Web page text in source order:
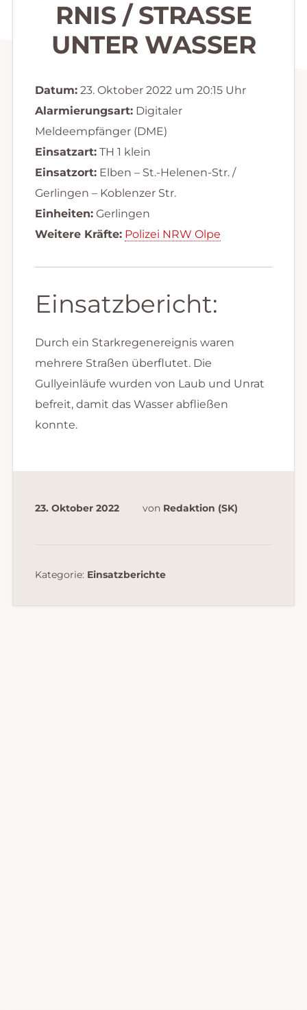
RNIS / STRASSE U
NTER WASSER
Datum:23. Oktober 2022 um 20:15 Uhr
Alarmierungsart:Digitaler
Meldeempfänger (DME)
Einsatzart:TH 1 klein
Einsatzort:Elben – St.-Helenen-Str. /
Gerlingen – Koblenzer Str.
Einheiten:Gerlingen
Weitere Kräfte: Polizei NRW Olpe
Einsatzbericht:
Durch ein Starkregenereignis waren
mehrere Straßen überflutet. Die
Gullyeinläufe wurden von Laub und Unrat
befreit, damit das Wasser abfließen
konnte.
23. Oktober 2022 von Redaktion (SK)
Kategorie: Einsatzberichte